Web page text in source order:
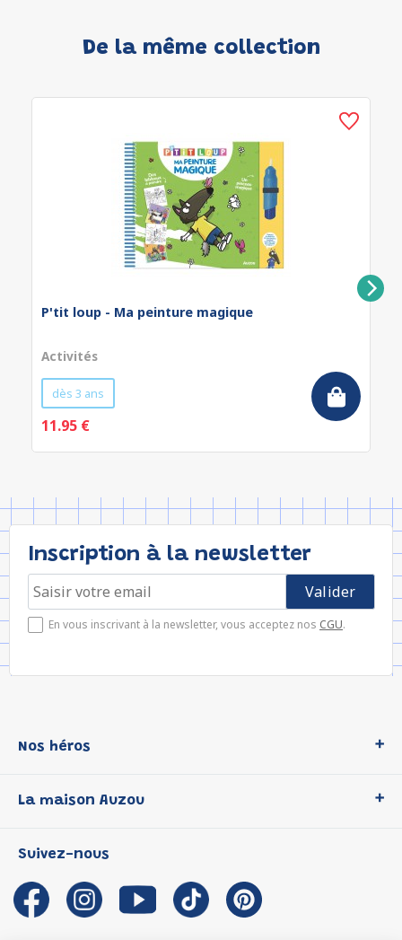
De la même collection
P'tit loup - Ma peinture magique
Activités
dès 3 ans
11.95 €
Inscription à la newsletter
En vous inscrivant à la newsletter, vous acceptez nos CGU.
Nos héros
P'tit Loup
Les Influenceuses
Migali
Petite Taupe
La maison Auzou
Notre histoire
Auzou s'engage
Auteurs et illustrateurs Auzou
Suivez-nous